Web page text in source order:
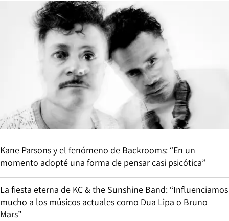
Kane Parsons y el fenómeno de Backrooms: “En un
momento adopté una forma de pensar casi psicótica”
La fiesta eterna de KC & the Sunshine Band: “Influenciamos
mucho a los músicos actuales como Dua Lipa o Bruno
Mars”